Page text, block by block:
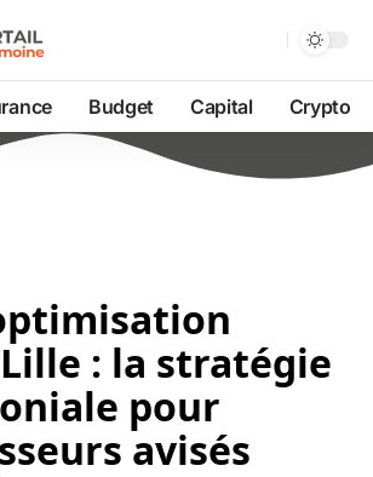
Budget Capital Crypto
: la stratégie
pour
avisés